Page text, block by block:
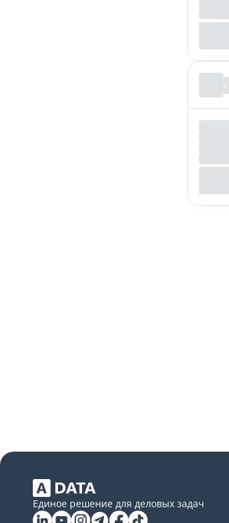
Единое решение для деловых задач
Linkedin
YouTube
Instagram
Telegram
Facebook
Tiktok